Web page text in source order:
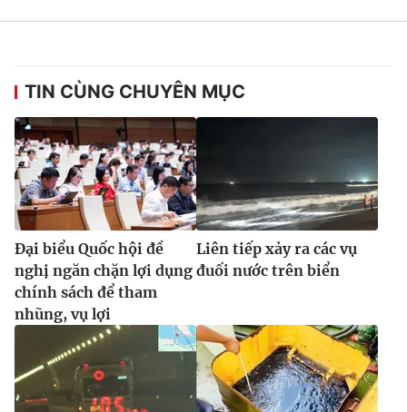
TIN CÙNG CHUYÊN MỤC
Đại biểu Quốc hội đề
nghị ngăn chặn lợi dụng
chính sách để tham
nhũng, vụ lợi
Liên tiếp xảy ra các vụ
đuối nước trên biển